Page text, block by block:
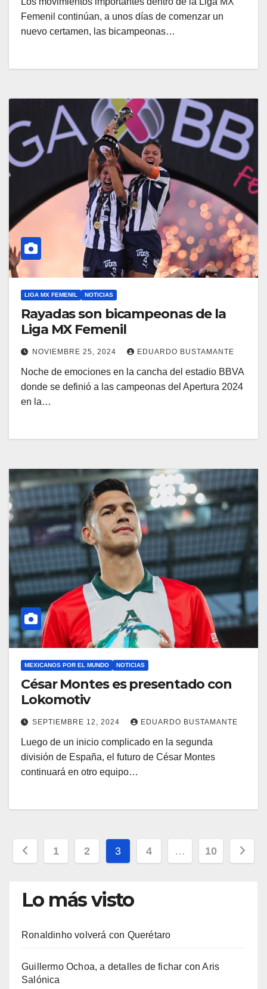
Femenil continúan, a unos días de comenzar un
nuevo certamen, las bicampeonas…
LIGA MX FEMENIL NOTICIAS
Rayadas son bicampeonas de la
Liga MX Femenil
NOVIEMBRE 25, 2024 EDUARDO BUSTAMANTE
Noche de emociones en la cancha del estadio BBVA
donde se definió a las campeonas del Apertura 2024
en la…
MEXICANOS POR EL MUNDO NOTICIAS
César Montes es presentado con
Lokomotiv
SEPTIEMBRE 12, 2024 EDUARDO BUSTAMANTE
Luego de un inicio complicado en la segunda
división de España, el futuro de César Montes
continuará en otro equipo…
Paginación
entradas
1 2 3 4 … 10
Lo más visto
Ronaldinho volverá con Querétaro
Guillermo Ochoa, a detalles de fichar con Aris
Salónica